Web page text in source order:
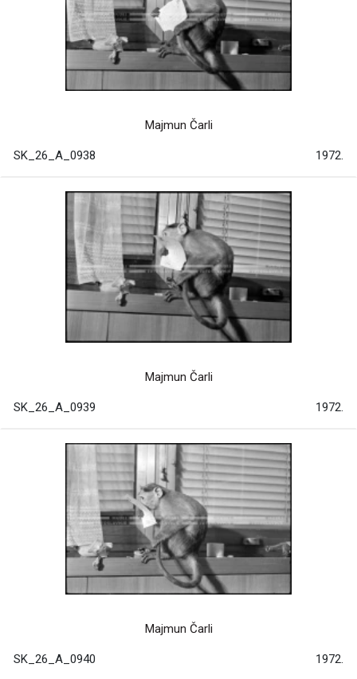
Majmun Čarli
SK_26_A_0938 1972.
Majmun Čarli
SK_26_A_0939 1972.
Majmun Čarli
SK_26_A_0940 1972.